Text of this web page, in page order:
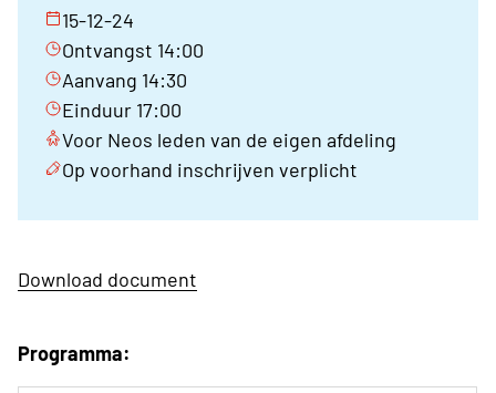
15-12-24
Ontvangst 14:00
Aanvang 14:30
Einduur 17:00
Voor Neos leden van de eigen afdeling
Op voorhand inschrijven verplicht
Download document
Programma: